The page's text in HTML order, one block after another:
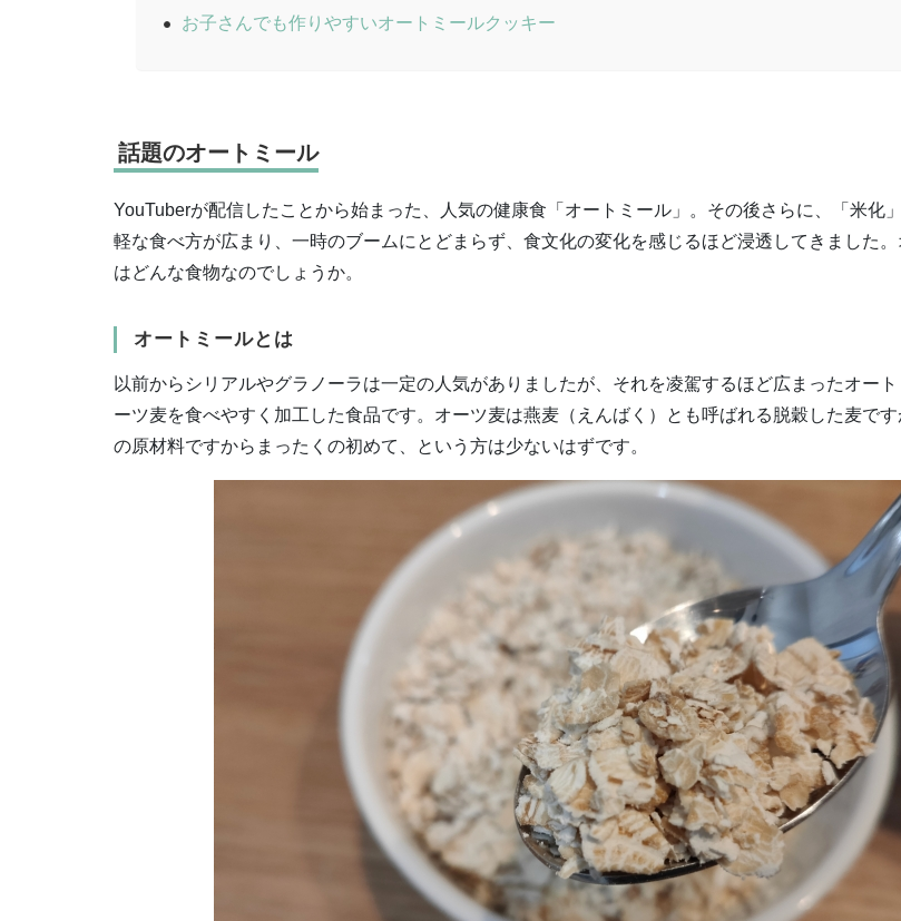
お子さんでも作りやすいオートミールクッキー
話題のオートミール
YouTuberが配信したことから始まった、人気の健康食「オートミール」。その後さらに、「米化
軽な食べ方が広まり、一時のブームにとどまらず、食文化の変化を感じるほど浸透してきました。
はどんな食物なのでしょうか。
オートミールとは
以前からシリアルやグラノーラは一定の人気がありましたが、それを凌駕するほど広まったオー
ーツ麦を食べやすく加工した食品です。オーツ麦は燕麦（えんばく）とも呼ばれる脱穀した麦で
の原材料ですからまったくの初めて、という方は少ないはずです。